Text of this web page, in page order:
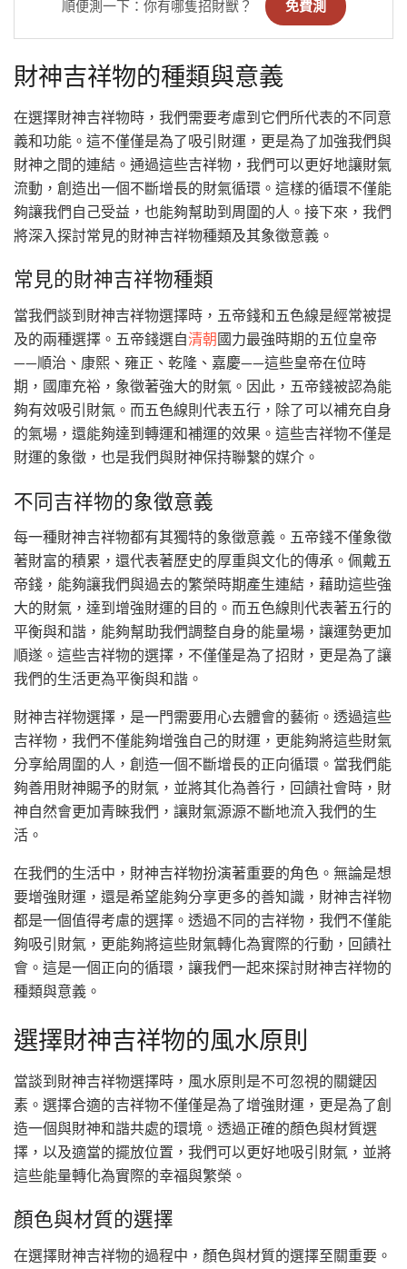
順便測一下：你有哪隻招財獸？ 免費測
財神吉祥物的種類與意義
在選擇財神吉祥物時，我們需要考慮到它們所代表的不同意
義和功能。這不僅僅是為了吸引財運，更是為了加強我們與
財神之間的連結。通過這些吉祥物，我們可以更好地讓財氣
流動，創造出一個不斷增長的財氣循環。這樣的循環不僅能
夠讓我們自己受益，也能夠幫助到周圍的人。接下來，我們
將深入探討常見的財神吉祥物種類及其象徵意義。
常見的財神吉祥物種類
當我們談到財神吉祥物選擇時，五帝錢和五色線是經常被提
及的兩種選擇。五帝錢選自清朝 國力最強時期的五位皇帝
——順治、康熙、雍正、乾隆、嘉慶——這些皇帝在位時
期，國庫充裕，象徵著強大的財氣。因此，五帝錢被認為能
夠有效吸引財氣。而五色線則代表五行，除了可以補充自身
的氣場，還能夠達到轉運和補運的效果。這些吉祥物不僅是
財運的象徵，也是我們與財神保持聯繫的媒介。
不同吉祥物的象徵意義
每一種財神吉祥物都有其獨特的象徵意義。五帝錢不僅象徵
著財富的積累，還代表著歷史的厚重與文化的傳承。佩戴五
帝錢，能夠讓我們與過去的繁榮時期產生連結，藉助這些強
大的財氣，達到增強財運的目的。而五色線則代表著五行的
平衡與和諧，能夠幫助我們調整自身的能量場，讓運勢更加
順遂。這些吉祥物的選擇，不僅僅是為了招財，更是為了讓
我們的生活更為平衡與和諧。
財神吉祥物選擇，是一門需要用心去體會的藝術。透過這些
吉祥物，我們不僅能夠增強自己的財運，更能夠將這些財氣
分享給周圍的人，創造一個不斷增長的正向循環。當我們能
夠善用財神賜予的財氣，並將其化為善行，回饋社會時，財
神自然會更加青睞我們，讓財氣源源不斷地流入我們的生
活。
在我們的生活中，財神吉祥物扮演著重要的角色。無論是想
要增強財運，還是希望能夠分享更多的善知識，財神吉祥物
都是一個值得考慮的選擇。透過不同的吉祥物，我們不僅能
夠吸引財氣，更能夠將這些財氣轉化為實際的行動，回饋社
會。這是一個正向的循環，讓我們一起來探討財神吉祥物的
種類與意義。
選擇財神吉祥物的風水原則
當談到財神吉祥物選擇時，風水原則是不可忽視的關鍵因
素。選擇合適的吉祥物不僅僅是為了增強財運，更是為了創
造一個與財神和諧共處的環境。透過正確的顏色與材質選
擇，以及適當的擺放位置，我們可以更好地吸引財氣，並將
這些能量轉化為實際的幸福與繁榮。
顏色與材質的選擇
在選擇財神吉祥物的過程中，顏色與材質的選擇至關重要。